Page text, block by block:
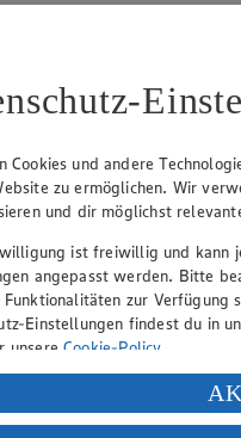
danach
§ 26 BDSG
Grunds.
oder Kundendaten.
speichern separat).
z. B. aus StPO oder
Cookies und andere
zu ermöglichen. Wir
und dir möglichst
ist freiwillig und kann
angepasst werden. Bitte
zur Verfügung
Einstellungen findest du in
unsereCookie-Policy.
deiner personenbezogenen
auf „Aktivieren“ klickst,